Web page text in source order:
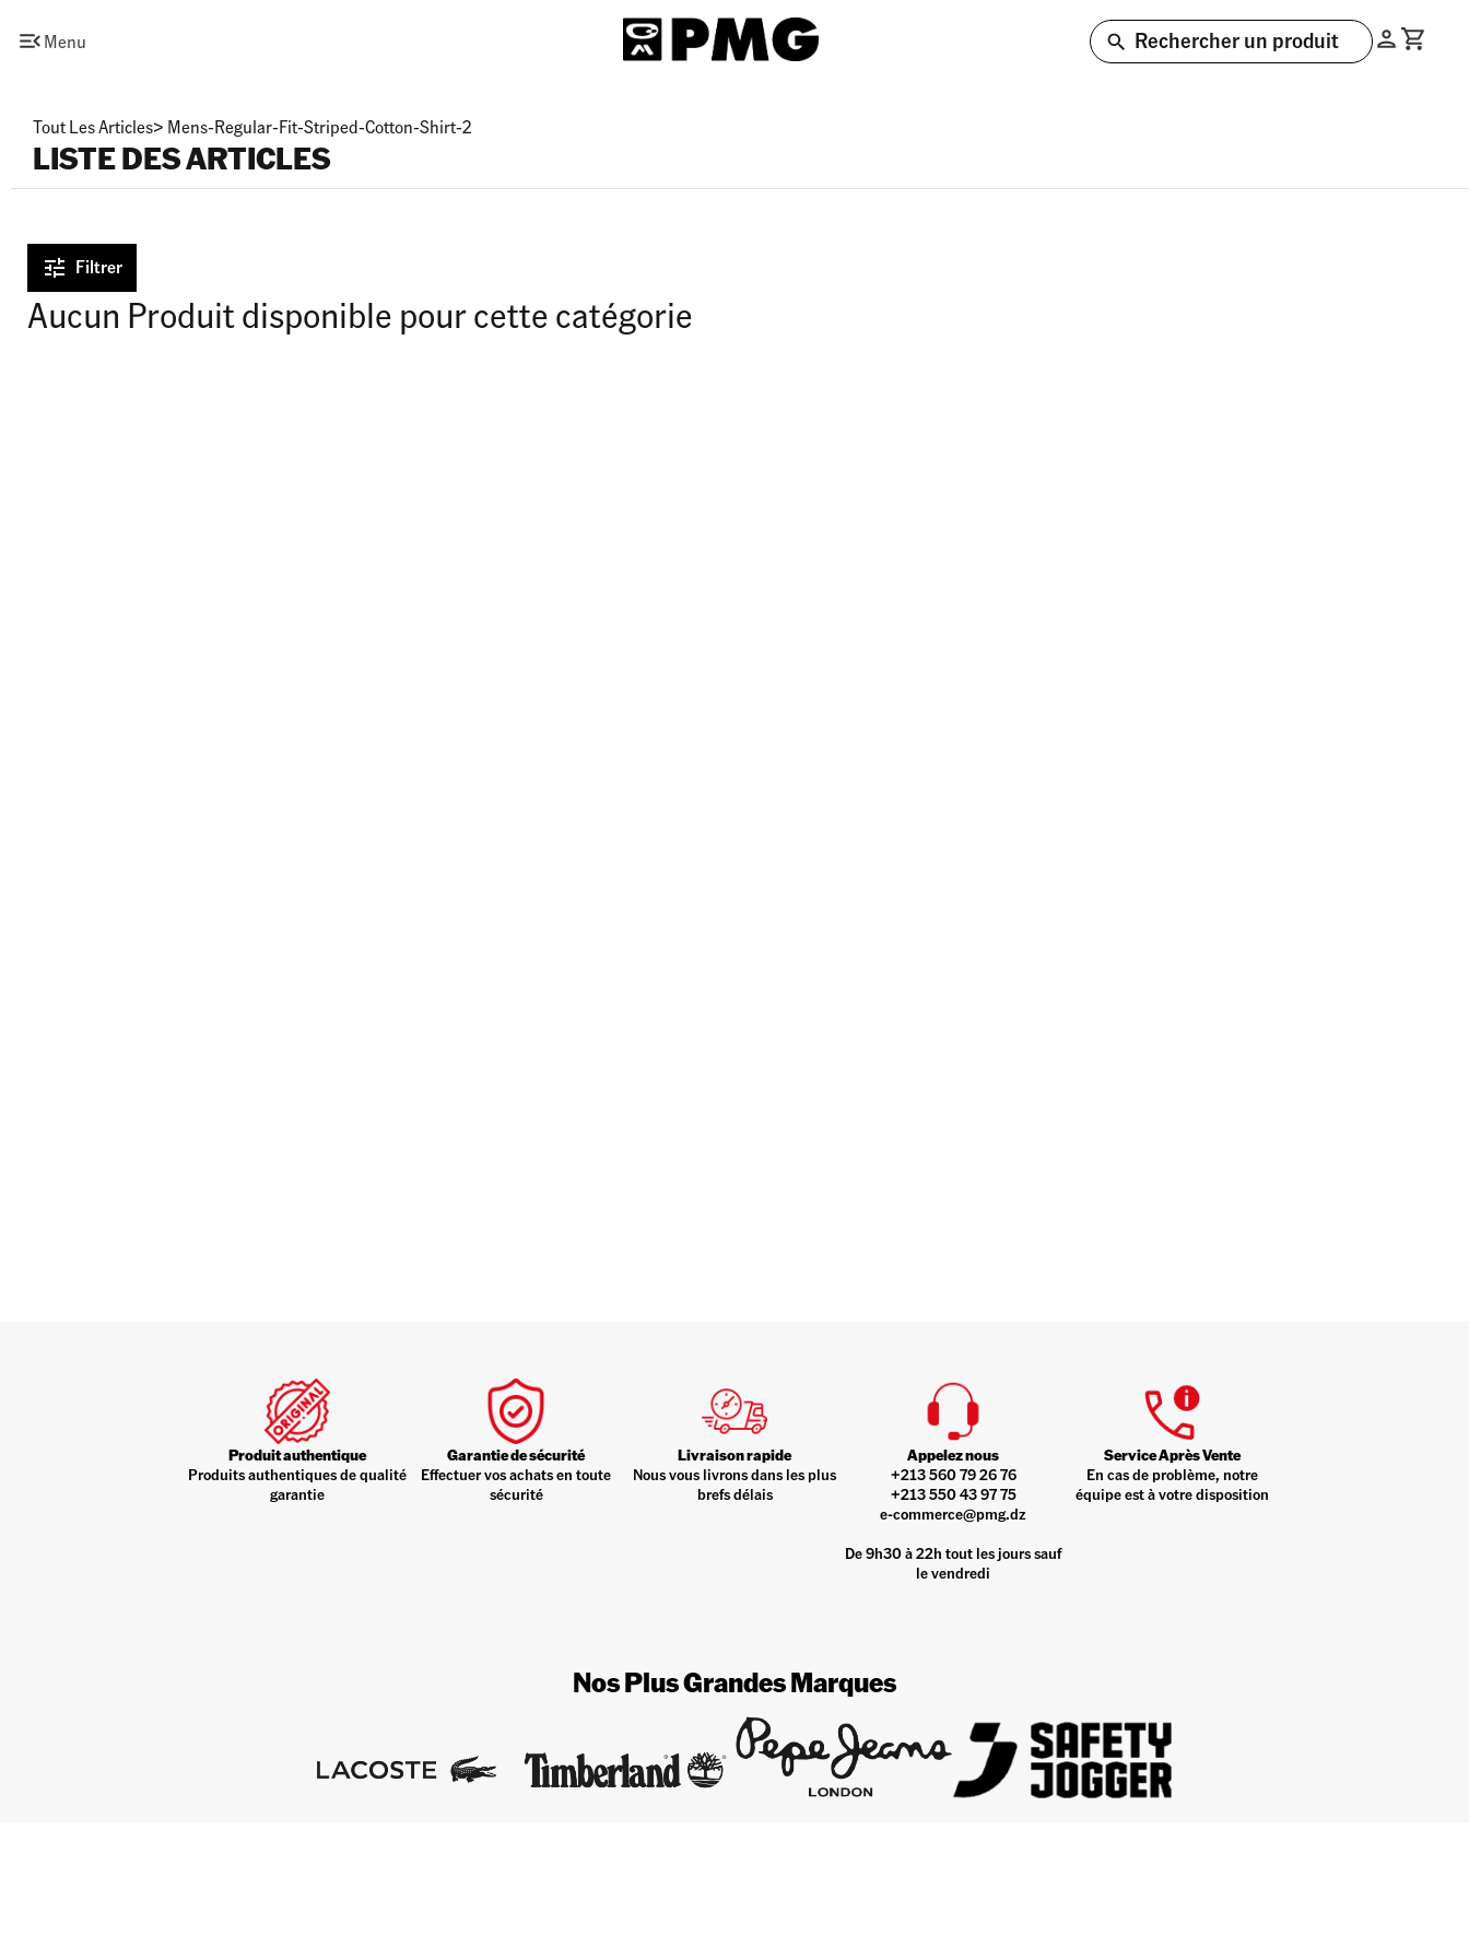
Menu Rechercher un produit
Tout Les Articles> Mens-Regular-Fit-Striped-Cotton-Shirt-2
LISTE DES ARTICLES
Filtrer
Aucun Produit disponible pour cette catégorie
Produit authentique
Produits authentiques de qualité
garantie
Garantie de sécurité
Effectuer vos achats en toute
sécurité
Livraison rapide
Nous vous livrons dans les plus
brefs délais
Appelez nous
+213 560 79 26 76
+213 550 43 97 75
e-commerce@pmg.dz
De 9h30 à 22h tout les jours sauf
le vendredi
Service Après Vente
En cas de problème, notre
équipe est à votre disposition
Nos Plus Grandes Marques